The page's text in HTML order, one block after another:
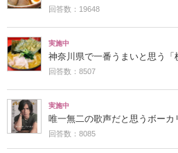
回答数：19648
実施中
神奈川県で一番うまいと思う「
回答数：8507
実施中
唯一無二の歌声だと思うボーカ
回答数：8085